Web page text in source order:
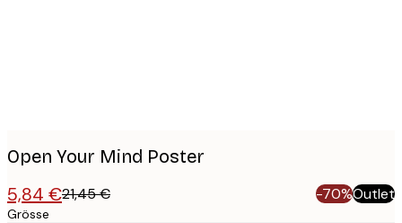
Open Your Mind Poster
5,84 €21,45 € -70%Outlet
Grösse